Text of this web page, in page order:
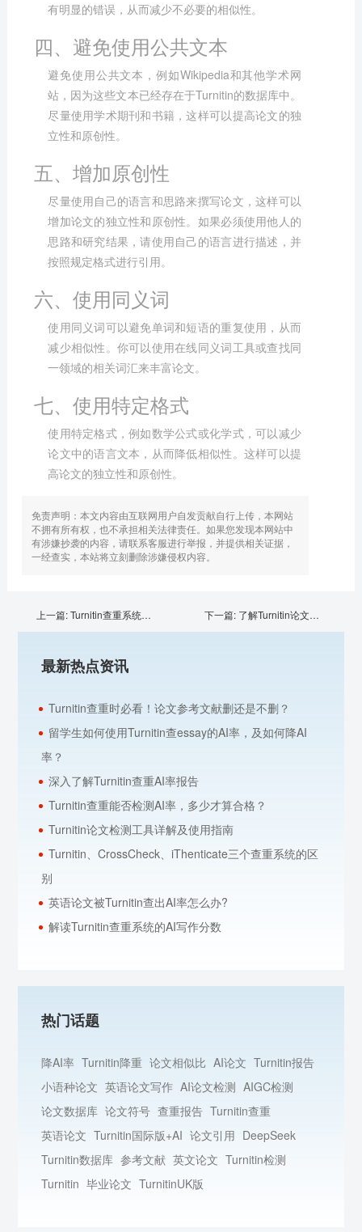
有明显的错误，从而减少不必要的相似性。
四、避免使用公共文本
避免使用公共文本，例如Wikipedia和其他学术网
站，因为这些文本已经存在于Turnitin的数据库中。
尽量使用学术期刊和书籍，这样可以提高论文的独
立性和原创性。
五、增加原创性
尽量使用自己的语言和思路来撰写论文，这样可以
增加论文的独立性和原创性。如果必须使用他人的
思路和研究结果，请使用自己的语言进行描述，并
按照规定格式进行引用。
六、使用同义词
使用同义词可以避免单词和短语的重复使用，从而
减少相似性。你可以使用在线同义词工具或查找同
一领域的相关词汇来丰富论文。
七、使用特定格式
使用特定格式，例如数学公式或化学式，可以减少
论文中的语言文本，从而降低相似性。这样可以提
高论文的独立性和原创性。
免责声明：本文内容由互联网用户自发贡献自行上传，本网站
不拥有所有权，也不承担相关法律责任。如果您发现本网站中
有涉嫌抄袭的内容，请联系客服进行举报，并提供相关证据，
一经查实，本站将立刻删除涉嫌侵权内容。
上一篇:Turnitin查重系统常见的引用方式 下一篇: 了解Turnitin论文检测，学会看检测报告
最新热点资讯
Turnitin查重时必看！论文参考文献删还是不删？
留学生如何使用Turnitin查essay的AI率，及如何降AI
率？
深入了解Turnitin查重AI率报告
Turnitin查重能否检测AI率，多少才算合格？
Turnitin论文检测工具详解及使用指南
Turnitin、CrossCheck、iThenticate三个查重系统的区
别
英语论文被Turnitin查出AI率怎么办?
解读Turnitin查重系统的AI写作分数
热门话题
降AI率 Turnitin降重 论文相似比 AI论文 Turnitin报告
小语种论文 英语论文写作 AI论文检测 AIGC检测
论文数据库 论文符号 查重报告 Turnitin查重
英语论文 Turnitin国际版+AI 论文引用 DeepSeek
Turnitin数据库 参考文献 英文论文 Turnitin检测
Turnitin 毕业论文 TurnitinUK版